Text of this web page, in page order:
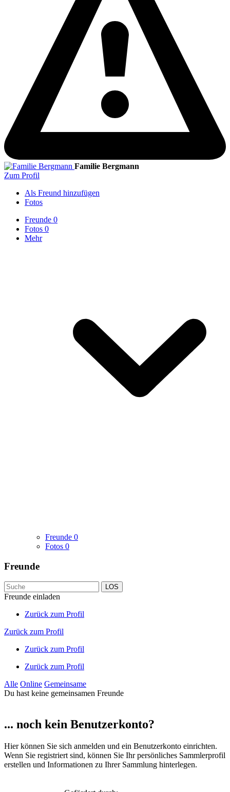
Familie Bergmann
Zum Profil
Als Freund hinzufügen
Fotos
Freunde 0
Fotos 0
Mehr
Freunde 0
Fotos 0
Freunde
LOS
Freunde einladen
Zurück zum Profil
Zurück zum Profil
Zurück zum Profil
Zurück zum Profil
Alle Online Gemeinsame
Du hast keine gemeinsamen Freunde
... noch kein Benutzerkonto?
Hier können Sie sich anmelden und ein Benutzerkonto einrichten.
Wenn Sie registriert sind, können Sie Ihr persönliches Sammlerprofil
erstellen und Informationen zu Ihrer Sammlung hinterlegen.